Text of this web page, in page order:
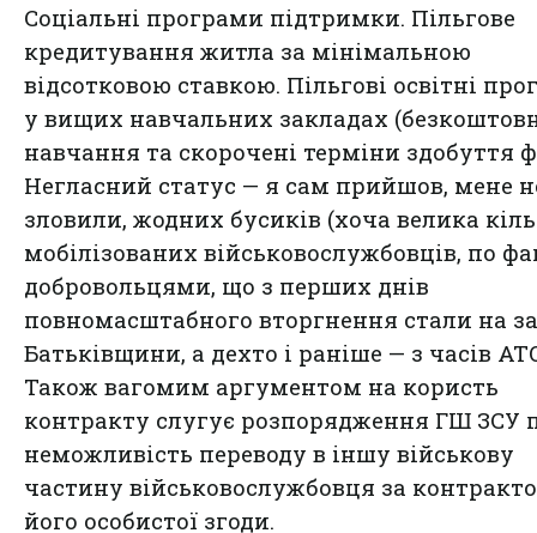
Соціальні програми підтримки. Пільгове
кредитування житла за мінімальною
відсотковою ставкою. Пільгові освітні
у вищих навчальних закладах
навчання та скорочені терміни здобуття
Негласний статус — я сам прийшов, мене
зловили, жодних бусиків (хоча велика
мобілізованих військовослужбовців, по
добровольцями, що з перших днів
повномасштабного вторгнення стали на
Батьківщини, а дехто і раніше — з часів
Також вагомим аргументом на користь
контракту слугує розпорядження ГШ ЗСУ
неможливість переводу в іншу військову
частину військовослужбовця за
його особистої згоди.